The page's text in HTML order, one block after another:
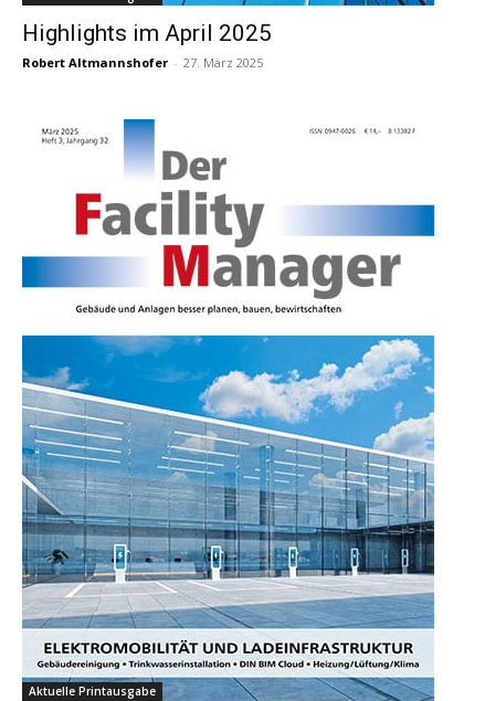
Highlights im April 2025
Robert Altmannshofer - 27. März 2025
Aktuelle Printausgabe